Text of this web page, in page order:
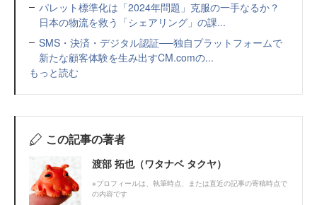
パレット標準化は「2024年問題」克服の一手なるか？
日本の物流を救う「シェアリング」の課...
SMS・決済・デジタル認証──独自プラットフォームで
新たな顧客体験を生み出すCM.comの...
もっと読む
この記事の著者
渡部 拓也（ワタナベ タクヤ）
※プロフィールは、執筆時点、または直近の記事の寄稿時点で
の内容です